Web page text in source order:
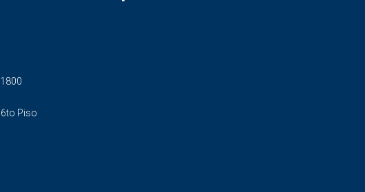
Piso